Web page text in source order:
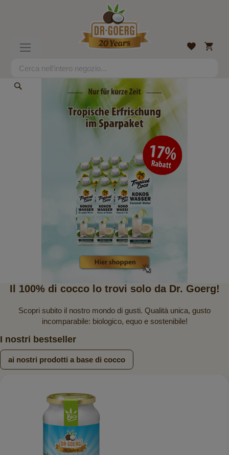
Search
Lista
Il 100% di cocco lo trovi solo da Dr. Goerg!
Scopri subito il nostro mondo di gusti. Qualità unica, gusto
incomparabile: biologico, equo e sostenibile!
I nostri bestseller
ai nostri prodotti a base di cocco